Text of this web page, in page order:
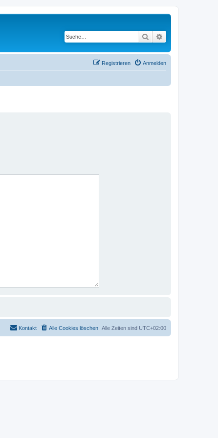
Suche
Anmelden
Registrieren
Alle Zeiten sind UTC+02:00
Alle Cookies löschen
Kontakt